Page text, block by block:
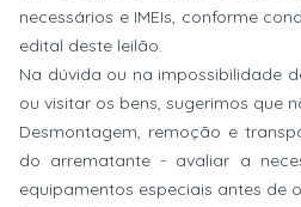
necessários e IMEIs, conforme
edital deste leilão.
Na dúvida ou na impossibilidade
ou visitar os bens, sugerimos que
Desmontagem, remoção e
do arrematante - avaliar a
equipamentos especiais antes de